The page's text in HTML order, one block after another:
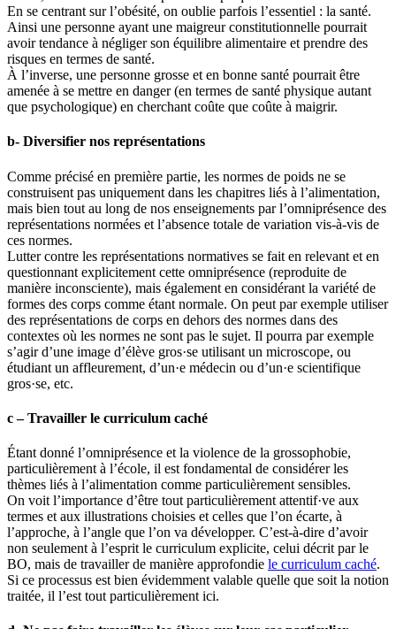
En se centrant sur l’obésité, on oublie parfois l’essentiel : la santé.
Ainsi une personne ayant une maigreur constitutionnelle pourrait
avoir tendance à négliger son équilibre alimentaire et prendre des
risques en termes de santé.
À l’inverse, une personne grosse et en bonne santé pourrait être
amenée à se mettre en danger (en termes de santé physique autant
que psychologique) en cherchant coûte que coûte à maigrir.
b- Diversifier nos représentations
Comme précisé en première partie, les normes de poids ne se
construisent pas uniquement dans les chapitres liés à l’alimentation,
mais bien tout au long de nos enseignements par l’omniprésence des
représentations normées et l’absence totale de variation vis-à-vis de
ces normes.
Lutter contre les représentations normatives se fait en relevant et en
questionnant explicitement cette omniprésence (reproduite de
manière inconsciente), mais également en considérant la variété de
formes des corps comme étant normale. On peut par exemple utiliser
des représentations de corps en dehors des normes dans des
contextes où les normes ne sont pas le sujet. Il pourra par exemple
s’agir d’une image d’élève gros·se utilisant un microscope, ou
étudiant un affleurement, d’un·e médecin ou d’un·e scientifique
gros·se, etc.
c – Travailler le curriculum caché
Étant donné l’omniprésence et la violence de la grossophobie,
particulièrement à l’école, il est fondamental de considérer les
thèmes liés à l’alimentation comme particulièrement sensibles.
On voit l’importance d’être tout particulièrement attentif·ve aux
termes et aux illustrations choisies et celles que l’on écarte, à
l’approche, à l’angle que l’on va développer. C’est-à-dire d’avoir
non seulement à l’esprit le curriculum explicite, celui décrit par le
BO, mais de travailler de manière approfondie le curriculum caché.
Si ce processus est bien évidemment valable quelle que soit la notion
traitée, il l’est tout particulièrement ici.